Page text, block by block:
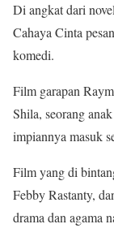
Di angkat dari
Cahaya Cinta
komedi.
Film garapan
Shila, seorang
impiannya masuk
Film yang di
Febby Rastanty,
drama dan agama